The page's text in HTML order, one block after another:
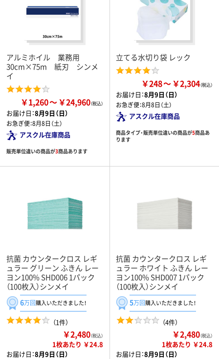
アルミホイル 業務用
30cm×75m 紙刃 シンメ
イ
￥1,260 ￥24,960
お届け日：8月9日（日）
お急ぎ便：8月8日（土）
アスクル在庫商品
販売単位違いの商品が3商品あります
立てる水切り袋 レック
￥248 ￥2,304
お届け日：8月9日（日）
お急ぎ便：8月8日（土）
アスクル在庫商品
商品タイプ・販売単位違いの商品が5商品あ
ります
抗菌 カウンタークロス レギ
ュラー グリーン ふきん レー
ヨン100% SHD006 1パック
（100枚入）シンメイ
6万回購入いただきました！
（1件）
￥2,480（税込）
1枚あたり ￥24.8
お届け日：8月9日（日）
抗菌 カウンタークロス レギ
ュラー ホワイト ふきん レー
ヨン100% SHD007 1パック
（100枚入）シンメイ
5万回購入いただきました！
（4件）
￥2,480（税込）
1枚あたり ￥24.8
お届け日：8月9日（日）